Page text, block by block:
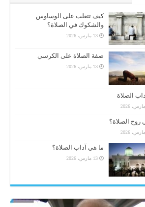
كيف تتغلب على الوساوس
والشكوك في الصلاة؟
13 مارس، 2026
صفة الصلاة على الكرسي
13 مارس، 2026
الصلاة
روح الصلاة؟
ما هي آداب الصلاة؟
13 مارس، 2026